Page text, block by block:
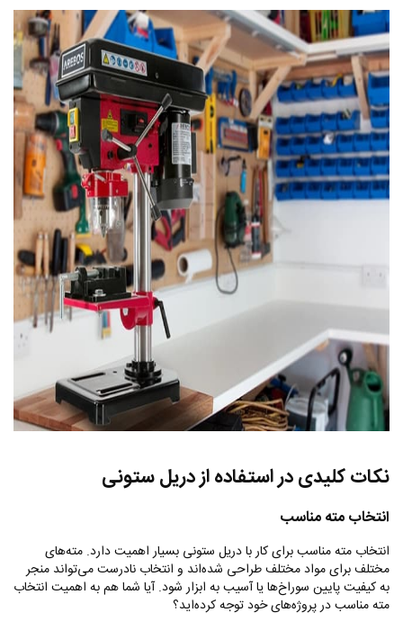
نکات کلیدی در استفاده از دریل ستونی
انتخاب مته مناسب
انتخاب مته مناسب برای کار با دریل ستونی بسیار اهمیت دارد. مته‌های
مختلف برای مواد مختلف طراحی شده‌اند و انتخاب نادرست می‌تواند منجر
به کیفیت پایین سوراخ‌ها یا آسیب به ابزار شود. آیا شما هم به اهمیت انتخاب
مته مناسب در پروژه‌های خود توجه کرده‌اید؟